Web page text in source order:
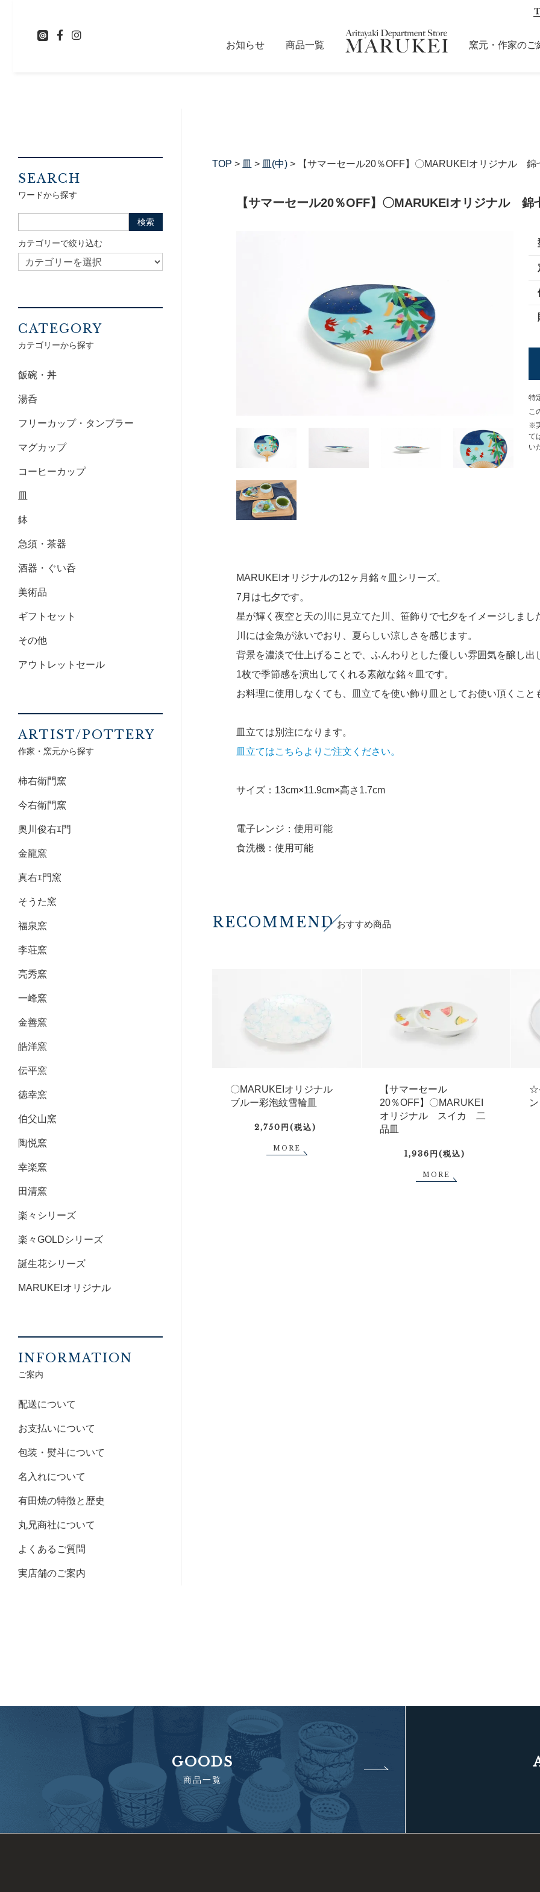
お知らせ 商品一覧 窯元・作家のご
TOP > 皿 > 皿(中) > 【サマーセール20％OFF】〇MARUKEIオリジナル
【サマーセール20％OFF】〇MARUKEIオリジナル
特
こ
※
て
い
MARUKEIオリジナルの12ヶ月銘々皿シリーズ。
7月は七夕です。
星が輝く夜空と天の川に見立てた川、笹飾りで七夕をイメージしまし
川には金魚が泳いでおり、夏らしい涼しさを感じます。
背景を濃淡で仕上げることで、ふんわりとした優しい雰囲気を醸し出
1枚で季節感を演出してくれる素敵な銘々皿です。
お料理に使用しなくても、皿立てを使い飾り皿としてお使い頂くこと
皿立ては別注になります。
皿立てはこちらよりご注文ください。
サイズ：13cm×11.9cm×高さ1.7cm
電子レンジ：使用可能
食洗機：使用可能
RECOMMEND おすすめ商品
〇MARUKEIオリジナル
ブルー彩泡紋雪輪皿
2,750円(税込)
MORE
【サマーセール
20％OFF】〇MARUKEI
オリジナル スイカ 二
品皿
1,936円(税込)
MORE
☆
SEARCH
ワードから探す
カテゴリーで絞り込む
CATEGORY
カテゴリーから探す
飯碗・丼
湯呑
フリーカップ・タンブラー
マグカップ
コーヒーカップ
皿
鉢
急須・茶器
酒器・ぐい呑
美術品
ギフトセット
その他
アウトレットセール
ARTIST/POTTERY
作家・窯元から探す
柿右衛門窯
今右衛門窯
奥川俊右ｴ門
金龍窯
真右ｴ門窯
そうた窯
福泉窯
李荘窯
亮秀窯
一峰窯
金善窯
皓洋窯
伝平窯
徳幸窯
伯父山窯
陶悦窯
幸楽窯
田清窯
楽々シリーズ
楽々GOLDシリーズ
誕生花シリーズ
MARUKEIオリジナル
INFORMATION
ご案内
配送について
お支払いについて
包装・熨斗について
名入れについて
有田焼の特徴と歴史
丸兄商社について
よくあるご質問
実店舗のご案内
GOODS
商品一覧